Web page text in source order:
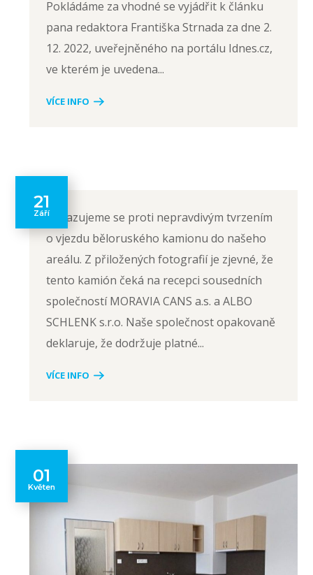
Pokládáme za vhodné se vyjádřit k článku
pana redaktora Františka Strnada za dne 2.
12. 2022, uveřejněného na portálu Idnes.cz,
ve kterém je uvedena...
VÍCE INFO
21
ZáříOhrazujeme se proti nepravdivým tvrzením
o vjezdu běloruského kamionu do našeho
areálu. Z přiložených fotografií je zjevné, že
tento kamión čeká na recepci sousedních
společností MORAVIA CANS a.s. a ALBO
SCHLENK s.r.o. Naše společnost opakovaně
deklaruje, že dodržuje platné...
VÍCE INFO
01
Květen